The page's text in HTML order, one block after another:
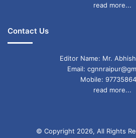
read more...
Contact Us
Editor Name: Mr.
Email:
Mobile:
read more...
© Copyright 2026, All Rights